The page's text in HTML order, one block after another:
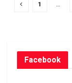
1 …
Facebook